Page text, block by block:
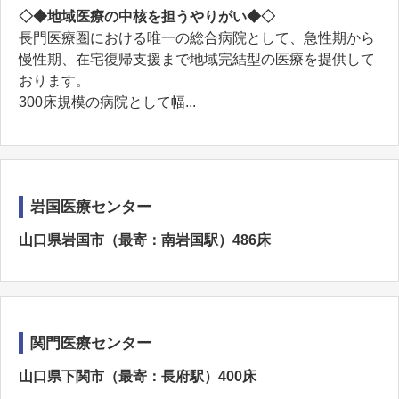
◇◆地域医療の中核を担うやりがい◆◇
長門医療圏における唯一の総合病院として、急性期から
慢性期、在宅復帰支援まで地域完結型の医療を提供して
おります。
300床規模の病院として幅...
岩国医療センター
山口県岩国市（最寄：南岩国駅）486床
関門医療センター
山口県下関市（最寄：長府駅）400床